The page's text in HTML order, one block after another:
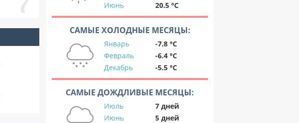
Июнь
20.5 °C
САМЫЕ ХОЛОДНЫЕ МЕСЯЦЫ:
Январь
-7.8 °C
Февраль
-6.4 °C
Декабрь
-5.5 °C
САМЫЕ ДОЖДЛИВЫЕ МЕСЯЦЫ:
Июль
7 дней
Июнь
5 дней